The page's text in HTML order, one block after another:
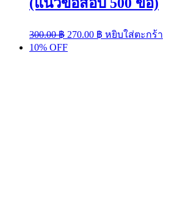
300.00฿ Original
price
was:
270.00 ฿ Current
price
หยิบใส่ตะกร้า
10% OFF